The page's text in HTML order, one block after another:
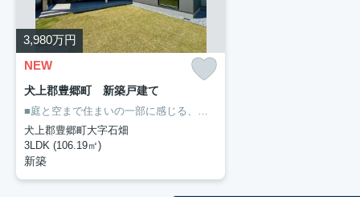
3,980万円
NEW
犬上郡豊郷町 新築戸建て
■庭と空まで住まいの一部に感じる、開放感あふれる暮らし
犬上郡豊郷町大字石畑
3LDK (106.19㎡)
新築